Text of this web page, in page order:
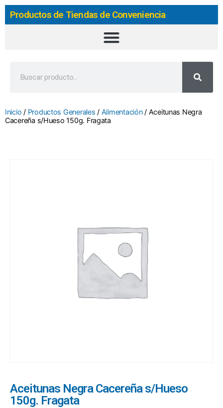
Productos de Tiendas de Conveniencia
Inicio / Productos Generales / Alimentación/ Aceitunas Negra
Cacereña s/Hueso 150g. Fragata
Aceitunas Negra Cacereña s/Hueso
150g. Fragata